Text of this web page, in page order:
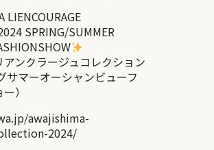
LIENCOURAGE
SPRING/SUMMER
アンクラージュコレクション
サマーオーシャンビューフ
）
awajishima-
2024/